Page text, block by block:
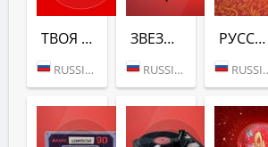
ТВОЯ МОСКВА (РУССКОЕ РАДИО)
RUSSIA (MOSCOW)
ЗВЕЗДАТЫЕ ДЕСЯТЫЕ (РУССКОЕ РАДИО)
RUSSIA (MOSCOW)
РУССКИЕ КАВЕРЫ (РУССКОЕ РАДИО)
RUSSIA (MOSCOW)